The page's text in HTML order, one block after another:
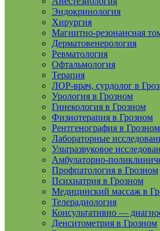
Эндокринология
Хирургия
Магнитно-резонансная
Дерматовенерология
Ревматология
Офтальмология
Терапия
ЛОР-врач, сурдолог в
Урология в Грозном
Гинекология в Грозном
Физиотерапия в Грозном
Рентгенография в Грозном
Лабораторные
Ультразвуковое
Амбулаторно-
Профпатология в Грозном
Психиатрия в Грозном
Медицинский массаж в
Телерадиология
Консультативно —
Денситометрия в Грозном